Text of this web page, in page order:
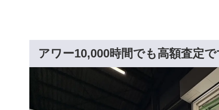
アワー10,000時間でも高額査定